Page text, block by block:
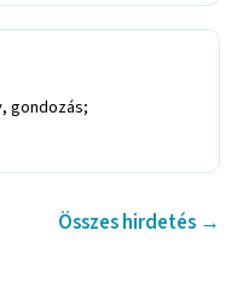
gondozás;
Összes hirdetés →